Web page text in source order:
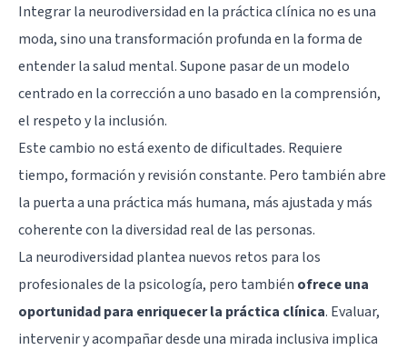
Integrar la neurodiversidad en la práctica clínica no es una
moda, sino una transformación profunda en la forma de
entender la salud mental. Supone pasar de un modelo
centrado en la corrección a uno basado en la comprensión,
el respeto y la inclusión.
Este cambio no está exento de dificultades. Requiere
tiempo, formación y revisión constante. Pero también abre
la puerta a una práctica más humana, más ajustada y más
coherente con la diversidad real de las personas.
La neurodiversidad plantea nuevos retos para los
profesionales de la psicología, pero también ofrece una
oportunidad para enriquecer la práctica clínica. Evaluar,
intervenir y acompañar desde una mirada inclusiva implica